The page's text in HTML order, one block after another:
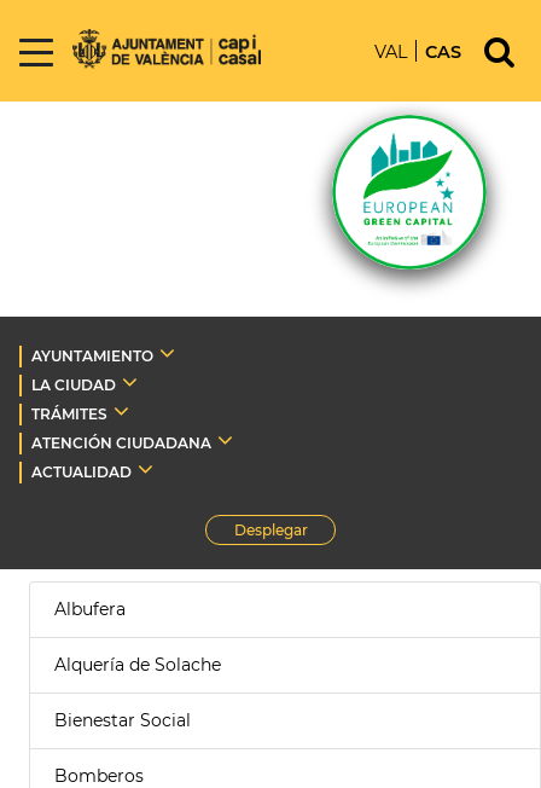
VAL CAS
AYUNTAMIENTO
LA CIUDAD
TRÁMITES
ATENCIÓN CIUDADANA
ACTUALIDAD
Desplegar
Albufera
Alquería de Solache
Bienestar Social
Bomberos